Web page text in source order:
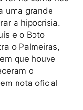
uma grande
a hipocrisia.
e o Boto
o Palmeiras,
que houve
o
nota oficial